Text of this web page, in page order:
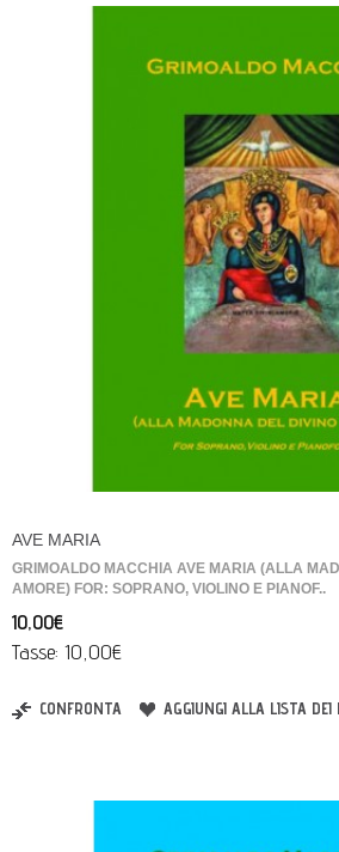
AVE MARIA
GRIMOALDO MACCHIA AVE MARIA (ALLA
AMORE) FOR: SOPRANO, VIOLINO E PIANOF..
10,00€
Tasse: 10,00€
CONFRONTA AGGIUNGI ALLA LISTA DEI